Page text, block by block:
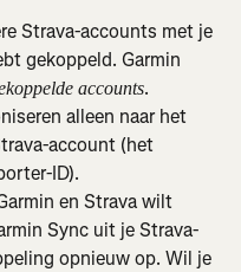
Strava-accounts met je
gekoppeld. Garmin
accounts.
alleen naar het
account (het
ID).
en Strava wilt
Sync uit je Strava-
opnieuw op. Wil je